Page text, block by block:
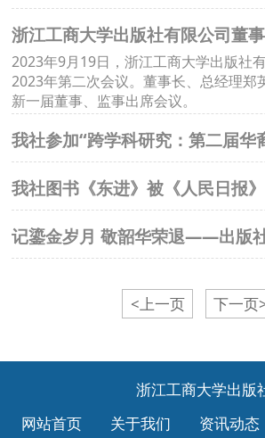
2023年9月19日，浙江工商大学出版社
2023年第二次会议。董事长、总经理郑
新一届董事、监事出席会议。
<上一页 下一页
浙江工商大学出版
网站首页
关于我们 资讯动态